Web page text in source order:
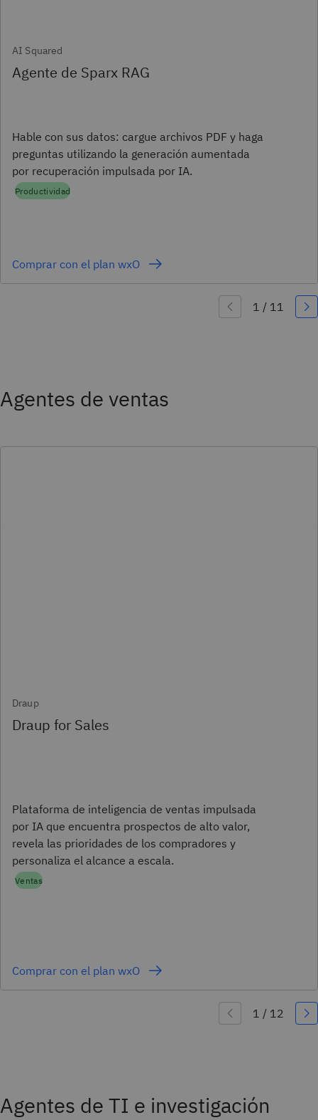
AI Squared
Agente de Sparx RAG
Hable con sus datos: cargue archivos PDF y haga
preguntas utilizando la generación aumentada
por recuperación impulsada por IA.
Productividad
Comprar con el plan wxO
Agentes de ventas
Draup
Draup for Sales
Plataforma de inteligencia de ventas impulsada
por IA que encuentra prospectos de alto valor,
revela las prioridades de los compradores y
personaliza el alcance a escala.
Ventas
Comprar con el plan wxO
Agentes de TI e investigación